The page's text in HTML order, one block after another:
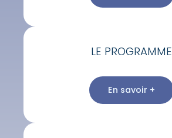
LE PROGRAMME
En savoir +